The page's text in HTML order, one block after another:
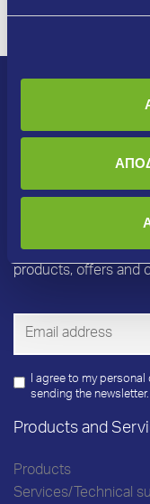
Subscribe to our
products, offers and
I agree to my
sending the newsletter.
Products and
Products
Services/Technical